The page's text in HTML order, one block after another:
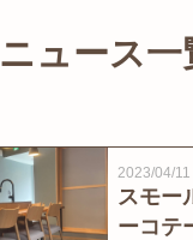
ニュース一
2023/04/11
スモー
ーコテ